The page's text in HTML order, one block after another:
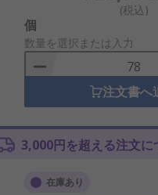
(税込)
Add
to
Basket
個
数量を選択または入力
注文書へ
3,000円を超える注文
在庫あり